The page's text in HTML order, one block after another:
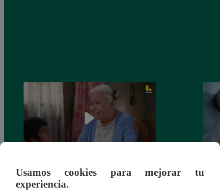
Valentina Valiente capítulo 43: ¡Dolores
toma una difícil decisión por el futuro de
Usamos cookies para mejorar tu
experiencia.